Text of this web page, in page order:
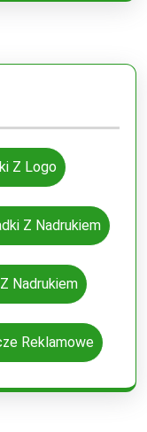
Z Logo
Z Nadrukiem
Nadrukiem
Reklamowe